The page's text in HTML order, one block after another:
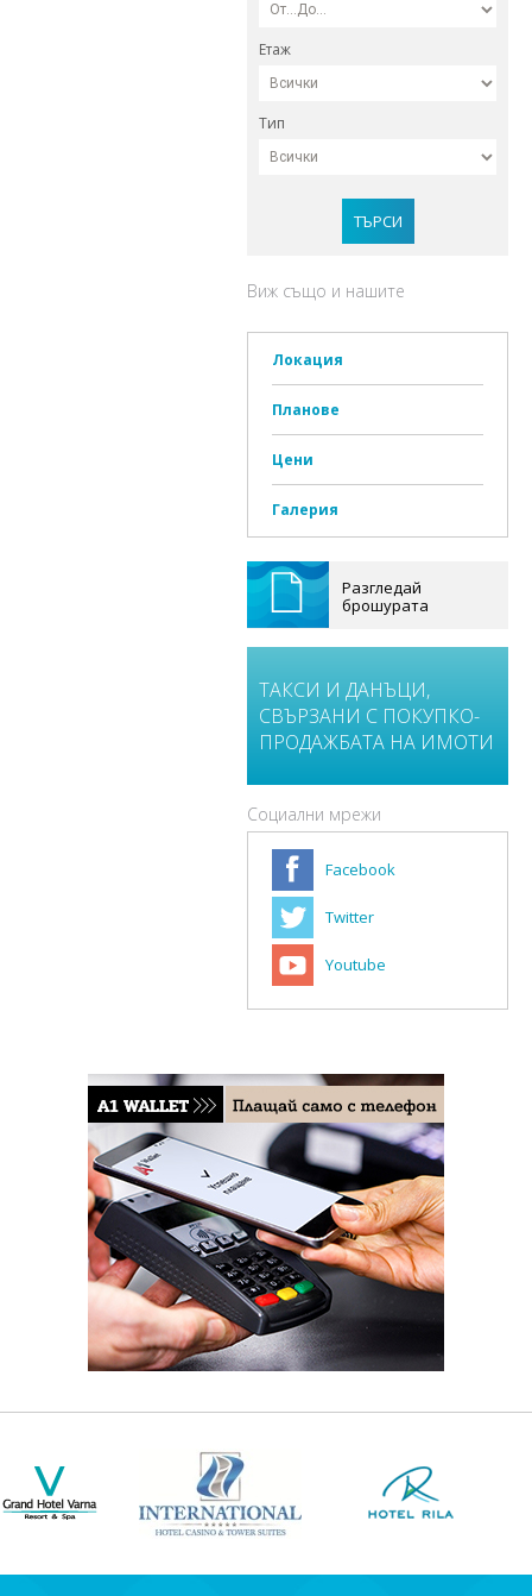
Етаж
Тип
ТЪРСИ
Виж също и нашите
Локация
Планове
Цени
Галерия
Разгледай
брошурата
ТАКСИ И ДАНЪЦИ,
СВЪРЗАНИ С ПОКУПКО-
ПРОДАЖБАТА НА ИМОТИ
Социални мрежи
Facebook
Twitter
Youtube